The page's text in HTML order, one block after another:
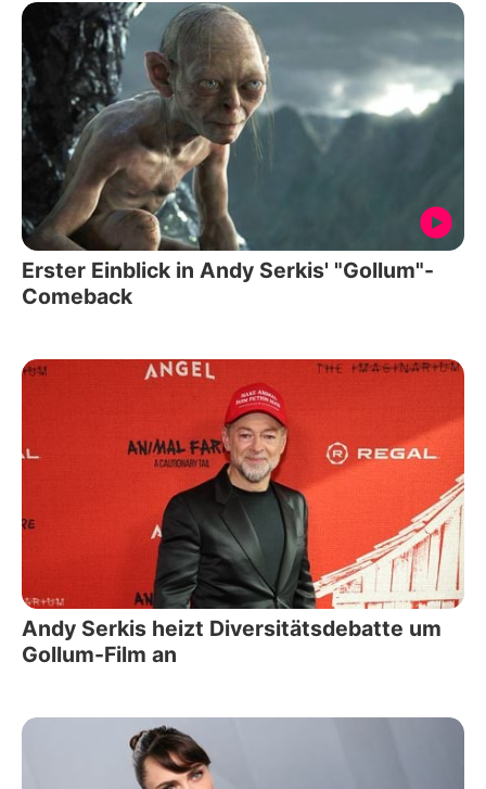
Erster Einblick in Andy Serkis' "Gollum"-
Comeback
Andy Serkis heizt Diversitätsdebatte um
Gollum-Film an